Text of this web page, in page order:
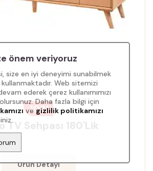
1021
TV Sehpası 180'lik
Ürün Detayı
önem veriyoruz
size en iyi deneyimi sunabilmek
Web sitemizi
ederek çerez kullanımımızı
Daha fazla bilgi için
vegizlilik politikamızı